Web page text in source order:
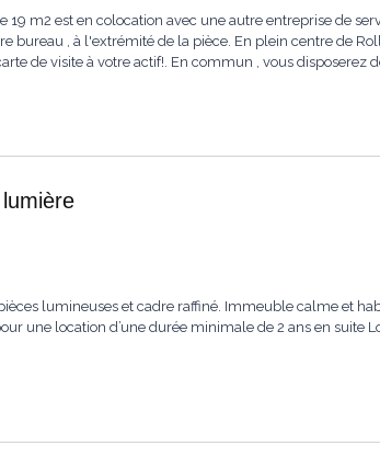
19 m2 est en colocation avec une autre entreprise de
bureau , à l'extrémité de la pièce. En plein centre de
de visite à votre actif!. En commun , vous disposerez
lumineuses et cadre raffiné. Immeuble calme et
une location d’une durée minimale de 2 ans en suite